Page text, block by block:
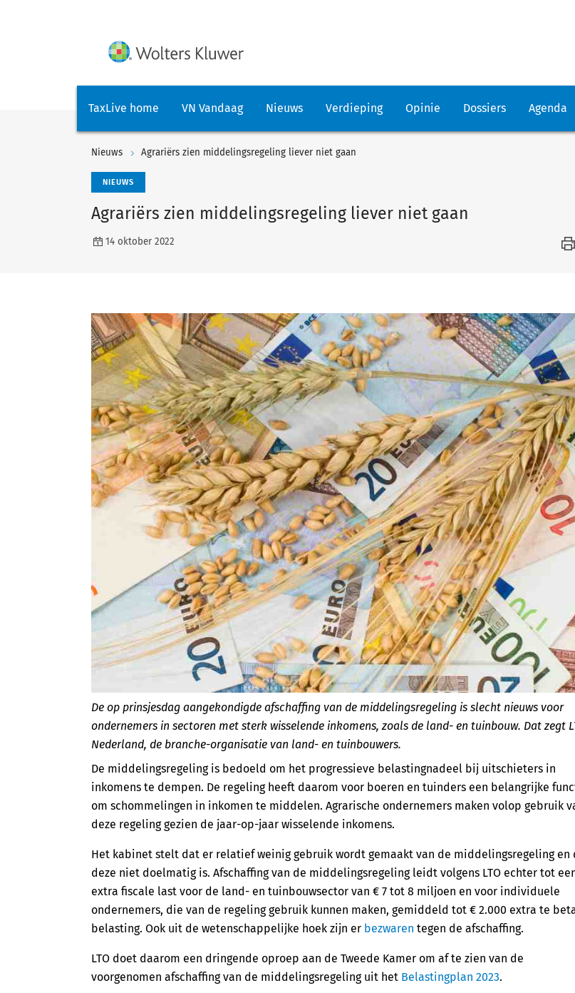
TaxLive home VN Vandaag Nieuws Verdieping Opinie Dossiers Agenda
Nieuws Agrariërs zien middelingsregeling liever niet gaan
NIEUWS
Agrariërs zien middelingsregeling liever niet gaan
14 oktober 2022
De op prinsjesdag aangekondigde afschaffing van de middelingsregeling is slecht nieuws voor
ondernemers in sectoren met sterk wisselende inkomens, zoals de land- en tuinbouw. Dat zegt
Nederland, de branche-organisatie van land- en tuinbouwers.
De middelingsregeling is bedoeld om het progressieve belastingnadeel bij uitschieters in
inkomens te dempen. De regeling heeft daarom voor boeren en tuinders een belangrijke
om schommelingen in inkomen te middelen. Agrarische ondernemers maken volop gebruik
deze regeling gezien de jaar-op-jaar wisselende inkomens.
Het kabinet stelt dat er relatief weinig gebruik wordt gemaakt van de middelingsregeling en
deze niet doelmatig is. Afschaffing van de middelingsregeling leidt volgens LTO echter tot
extra fiscale last voor de land- en tuinbouwsector van € 7 tot 8 miljoen en voor individuele
ondernemers, die van de regeling gebruik kunnen maken, gemiddeld tot € 2.000 extra te
belasting. Ook uit de wetenschappelijke hoek zijn er bezwaren tegen de afschaffing.
LTO doet daarom een dringende oproep aan de Tweede Kamer om af te zien van de
voorgenomen afschaffing van de middelingsregeling uit het Belastingplan 2023.